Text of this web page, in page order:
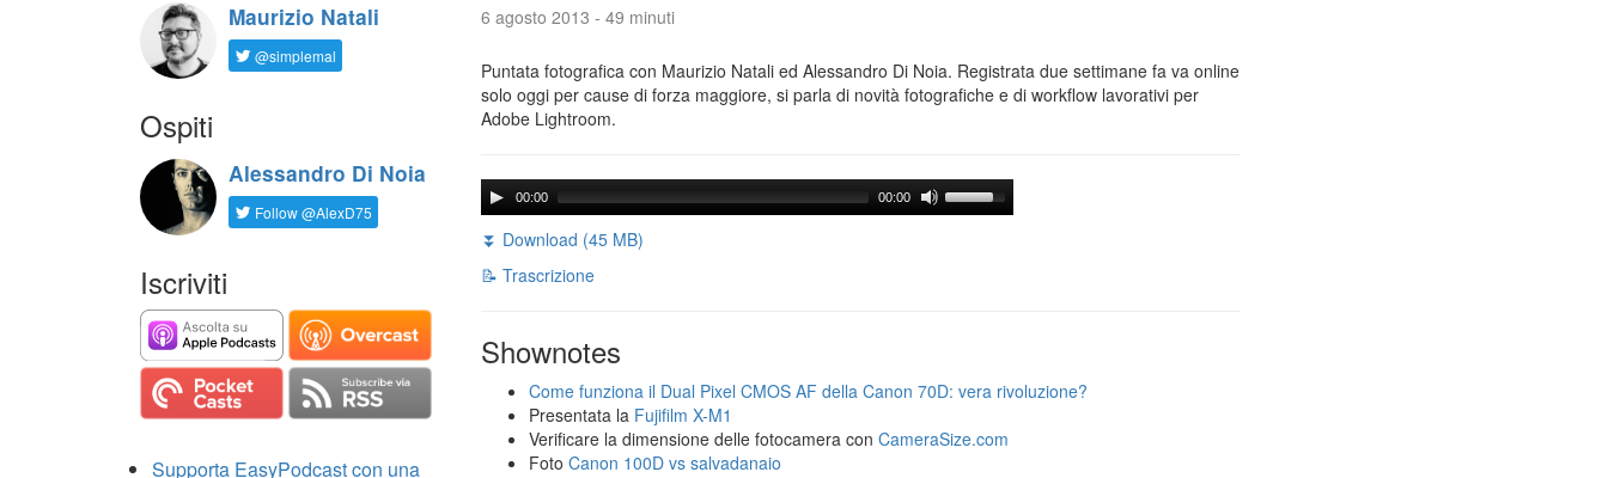
Maurizio Natali
@simplemal
Ospiti
Alessandro Di Noia
Follow @AlexD75
Iscriviti
Supporta EasyPodcast con una
6 agosto 2013 - 49 minuti
Puntata fotografica con Maurizio Natali ed Alessandro Di Noia. Registrata due settimane fa va online
solo oggi per cause di forza maggiore, si parla di novità fotografiche e di workflow lavorativi per
Adobe Lightroom.
00:00 00:00
⏬ Download (45 MB)
📝 Trascrizione
Shownotes
Come funziona il Dual Pixel CMOS AF della Canon 70D: vera rivoluzione?
Presentata la Fujifilm X-M1
Verificare la dimensione delle fotocamera con CameraSize.com
Foto Canon 100D vs salvadanaio